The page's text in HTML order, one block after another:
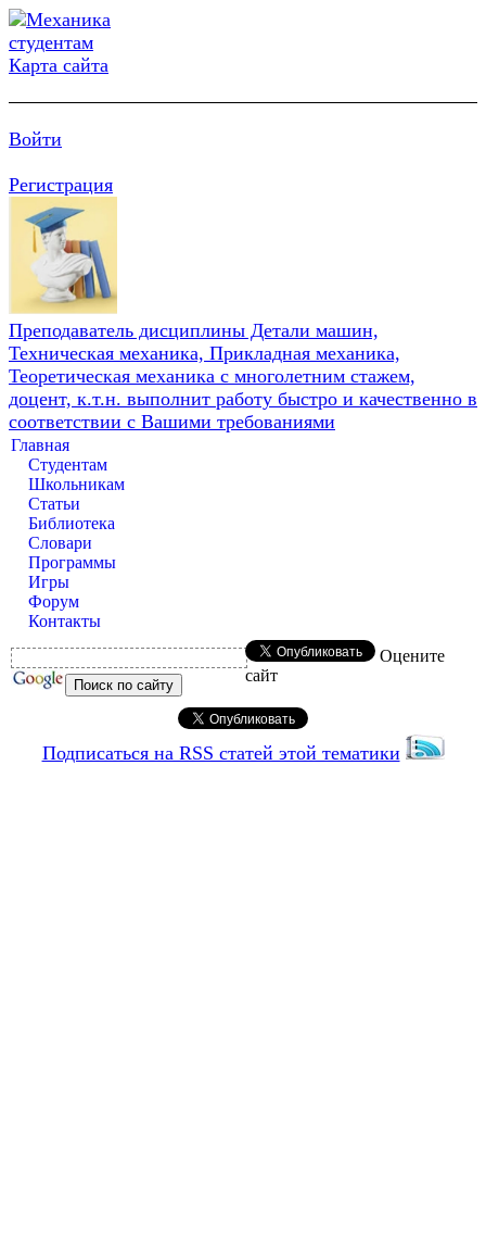
Карта сайта
Войти
Регистрация
Преподаватель дисциплины Детали машин,
Техническая механика, Прикладная механика,
Теоретическая механика с многолетним стажем,
доцент, к.т.н. выполнит работу быстро и качественно в
соответствии с Вашими требованиями
Главная
Студентам
Школьникам
Статьи
Библиотека
Словари
Программы
Игры
Форум
Контакты
Оцените
сайт
Подписаться на RSS статей этой тематики